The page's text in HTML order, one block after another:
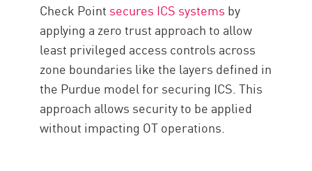
Check Point secures ICS systems by
applying a zero trust approach to allow
least privileged access controls across
zone boundaries like the layers defined in
the Purdue model for securing ICS. This
approach allows security to be applied
without impacting OT operations.